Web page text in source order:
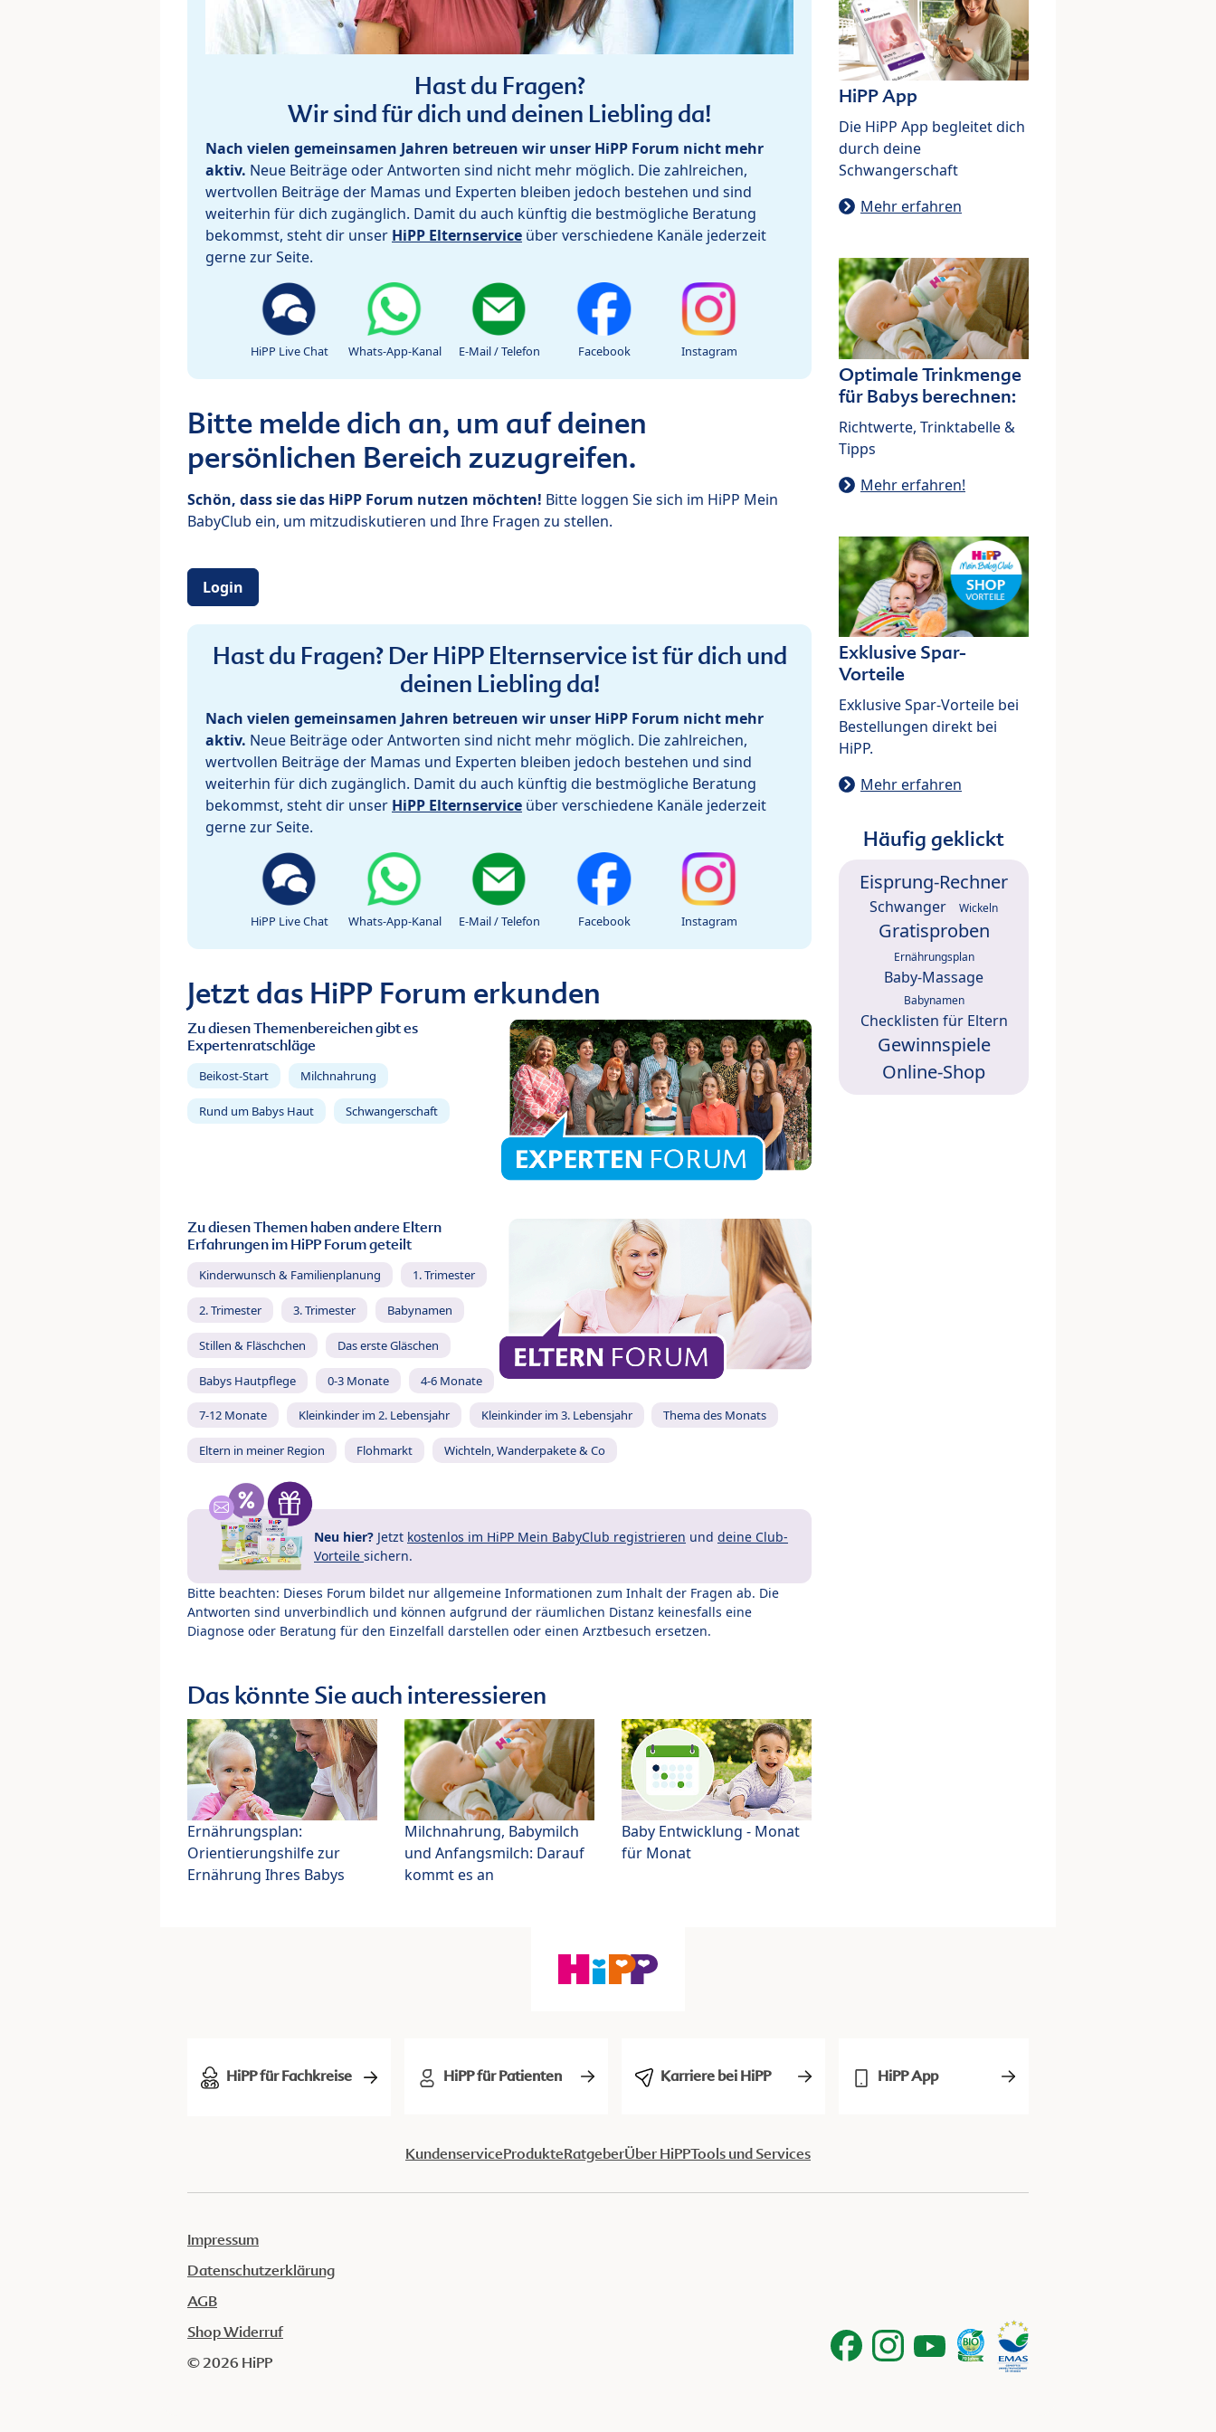
Hast du Fragen?
Wir sind für dich und deinen Liebling da!
Nach vielen gemeinsamen Jahren betreuen wir unser HiPP Forum nicht mehr
aktiv. Neue Beiträge oder Antworten sind nicht mehr möglich. Die zahlreichen,
wertvollen Beiträge der Mamas und Experten bleiben jedoch bestehen und sind
weiterhin für dich zugänglich. Damit du auch künftig die bestmögliche Beratung
bekommst, steht dir unser HiPP Elternservice über verschiedene Kanäle jederzeit
gerne zur Seite.
HiPP Live Chat Whats-App-Kanal E-Mail / Telefon Facebook Instagram
Bitte melde dich an, um auf deinen
persönlichen Bereich zuzugreifen.
Schön, dass sie das HiPP Forum nutzen möchten! Bitte loggen Sie sich im HiPP Mein
BabyClub ein, um mitzudiskutieren und Ihre Fragen zu stellen.
Login
Hast du Fragen? Der HiPP Elternservice ist für dich und
deinen Liebling da!
Nach vielen gemeinsamen Jahren betreuen wir unser HiPP Forum nicht mehr
aktiv. Neue Beiträge oder Antworten sind nicht mehr möglich. Die zahlreichen,
wertvollen Beiträge der Mamas und Experten bleiben jedoch bestehen und sind
weiterhin für dich zugänglich. Damit du auch künftig die bestmögliche Beratung
bekommst, steht dir unser HiPP Elternservice über verschiedene Kanäle jederzeit
gerne zur Seite.
HiPP Live Chat Whats-App-Kanal E-Mail / Telefon Facebook Instagram
Jetzt das HiPP Forum erkunden
Zu diesen Themenbereichen gibt es
Expertenratschläge
Beikost-Start Milchnahrung
Rund um Babys Haut Schwangerschaft
Zu diesen Themen haben andere Eltern
Erfahrungen im HiPP Forum geteilt
Kinderwunsch & Familienplanung 1. Trimester
2. Trimester 3. Trimester Babynamen
Stillen & Fläschchen Das erste Gläschen
Babys Hautpflege 0-3 Monate 4-6 Monate
7-12 Monate Kleinkinder im 2. Lebensjahr Kleinkinder im 3. Lebensjahr Thema des Monats
Eltern in meiner Region Flohmarkt Wichteln, Wanderpakete & Co
Neu hier? Jetzt kostenlos im HiPP Mein BabyClub registrieren und deine Club-
Vorteile sichern.
Bitte beachten: Dieses Forum bildet nur allgemeine Informationen zum Inhalt der Fragen ab. Die
Antworten sind unverbindlich und können aufgrund der räumlichen Distanz keinesfalls eine
Diagnose oder Beratung für den Einzelfall darstellen oder einen Arztbesuch ersetzen.
Das könnte Sie auch interessieren
Ernährungsplan:
Orientierungshilfe zur
Ernährung Ihres Babys
Milchnahrung, Babymilch
und Anfangsmilch: Darauf
kommt es an
Baby Entwicklung - Monat
für Monat
HiPP App
Die HiPP App begleitet dich
durch deine
Schwangerschaft
Mehr erfahren
Optimale Trinkmenge
für Babys berechnen:
Richtwerte, Trinktabelle &
Tipps
Mehr erfahren!
Exklusive Spar-
Vorteile
Exklusive Spar-Vorteile bei
Bestellungen direkt bei
HiPP.
Mehr erfahren
Häufig geklickt
Eisprung-Rechner
Schwanger Wickeln
Gratisproben
Ernährungsplan
Baby-Massage
Babynamen
Checklisten für Eltern
Gewinnspiele
Online-Shop
HiPP für Fachkreise HiPP für Patienten Karriere bei HiPP HiPP App
KundenserviceProdukteRatgeberÜber HiPPTools und Services
Impressum
Datenschutzerklärung
AGB
Shop Widerruf
© 2026 HiPP